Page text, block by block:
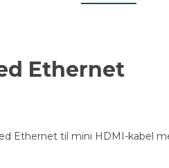
Ethernet
Ethernet til mini HDMI-